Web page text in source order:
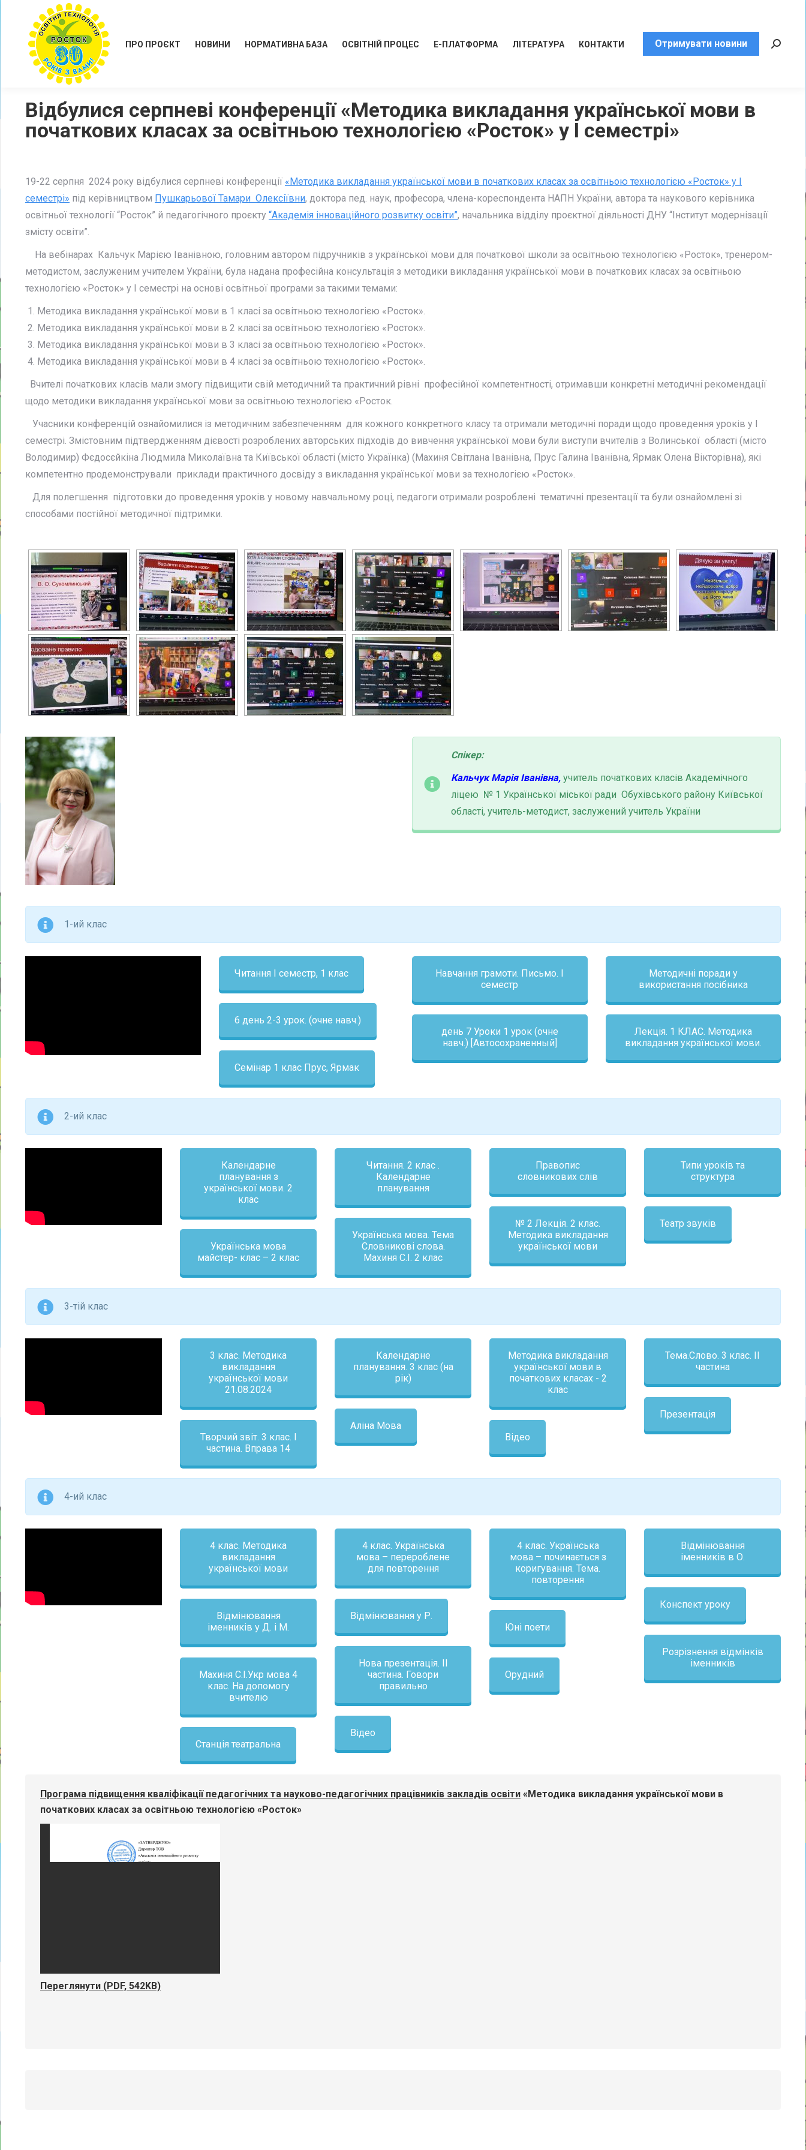
ПРО ПРОЄКТ НОВИНИ НОРМАТИВНА БАЗА ОСВІТНІЙ ПРОЦЕС Е-ПЛАТФОРМА ЛІТЕРАТУРА КОНТАКТИ Отримувати новини Пошук:
Відбулися серпневі конференції «Методика викладання української мови в
початкових класах за освітньою технологією «Росток» у І семестрі»
19-22 серпня 2024 року відбулися серпневі конференції «Методика викладання української мови в початкових класах за освітньою технологією «Росток» у І
семестрі» під керівництвом Пушкарьової Тамари Олексіївни, доктора пед. наук, професора, члена-кореспондента НАПН України, автора та наукового керівника
освітньої технології “Росток” й педагогічного проєкту “Академія інноваційного розвитку освіти”, начальника відділу проєктної діяльності ДНУ “Інститут модернізації
змісту освіти”.
На вебінарах Кальчук Марією Іванівною, головним автором підручників з української мови для початкової школи за освітньою технологією «Росток», тренером-
методистом, заслуженим учителем України, була надана професійна консультація з методики викладання української мови в початкових класах за освітньою
технологією «Росток» у І семестрі на основі освітньої програми за такими темами:
Методика викладання української мови в 1 класі за освітньою технологією «Росток».
Методика викладання української мови в 2 класі за освітньою технологією «Росток».
Методика викладання української мови в 3 класі за освітньою технологією «Росток».
Методика викладання української мови в 4 класі за освітньою технологією «Росток».
Вчителі початкових класів мали змогу підвищити свій методичний та практичний рівні професійної компетентності, отримавши конкретні методичні рекомендації
щодо методики викладання української мови за освітньою технологією «Росток.
Учасники конференцій ознайомилися із методичним забезпеченням для кожного конкретного класу та отримали методичні поради щодо проведення уроків у І
семестрі. Змістовним підтвердженням дієвості розроблених авторських підходів до вивчення української мови були виступи вчителів з Волинської області (місто
Володимир) Фєдосєйкіна Людмила Миколаївна та Київської області (місто Українка) (Махиня Світлана Іванівна, Прус Галина Іванівна, Ярмак Олена Вікторівна), які
компетентно продемонстрували приклади практичного досвіду з викладання української мови за технологією «Росток».
Для полегшення підготовки до проведення уроків у новому навчальному році, педагоги отримали розроблені тематичні презентації та були ознайомлені зі
способами постійної методичної підтримки.
Спікер:
Кальчук Марія Іванівна, учитель початкових класів Академічного
ліцею № 1 Української міської ради Обухівського району Київської
області, учитель-методист, заслужений учитель України
1-ий клас
Читання І семестр, 1 клас
6 день 2-3 урок. (очне навч.)
Семінар 1 клас Прус, Ярмак
Навчання грамоти. Письмо. І
семестр
день 7 Уроки 1 урок (очне
навч.) [Автосохраненный]
Методичні поради у
використання посібника
Лекція. 1 КЛАС. Методика
викладання української мови.
2-ий клас
Календарне
планування з
української мови. 2
клас
Українська мова
майстер- клас – 2 клас
Читання. 2 клас .
Календарне
планування
Українська мова. Тема
Словникові слова.
Махиня С.І. 2 клас
Правопис
словникових слів
№ 2 Лекція. 2 клас.
Методика викладання
української мови
Типи уроків та
структура
Театр звуків
3-тій клас
3 клас. Методика
викладання
української мови
21.08.2024
Творчий звіт. 3 клас. І
частина. Вправа 14
Календарне
планування. 3 клас (на
рік)
Аліна Мова
Методика викладання
української мови в
початкових класах - 2
клас
Відео
Тема.Слово. 3 клас. ІІ
частина
Презентація
4-ий клас
4 клас. Методика
викладання
української мови
Відмінювання
іменників у Д. і М.
Махиня С.І.Укр мова 4
клас. На допомогу
вчителю
Станція театральна
4 клас. Українська
мова – перероблене
для повторення
Відмінювання у Р.
Нова презентація. ІІ
частина. Говори
правильно
Відео
4 клас. Українська
мова – починається з
коригування. Тема.
повторення
Юні поети
Орудний
Відмінювання
іменників в О.
Конспект уроку
Розрізнення відмінків
іменників
Програма підвищення кваліфікації педагогічних та науково-педагогічних працівників закладів освіти «Методика викладання української мови в
початкових класах за освітньою технологією «Росток»
Переглянути (PDF, 542KB)